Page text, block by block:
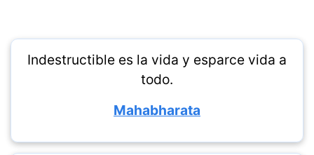
Indestructible es la vida y esparce vida a
todo.
Mahabharata